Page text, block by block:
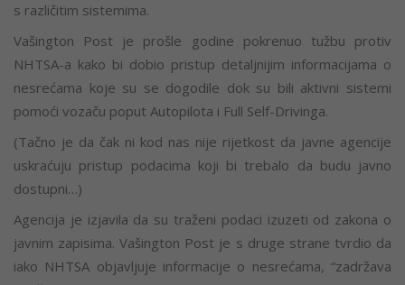
s različitim sistemima.
Vašington Post je prošle godine pokrenuo tužbu protiv
NHTSA-a kako bi dobio pristup detaljnijim informacijama o
nesrećama koje su se dogodile dok su bili aktivni sistemi
pomoći vozaču poput Autopilota i Full Self-Drivinga.
(Tačno je da čak ni kod nas nije rijetkost da javne agencije
uskraćuju pristup podacima koji bi trebalo da budu javno
dostupni…)
Agencija je izjavila da su traženi podaci izuzeti od zakona o
javnim zapisima. Vašington Post je s druge strane tvrdio da
iako NHTSA objavljuje informacije o nesrećama, “zadržava